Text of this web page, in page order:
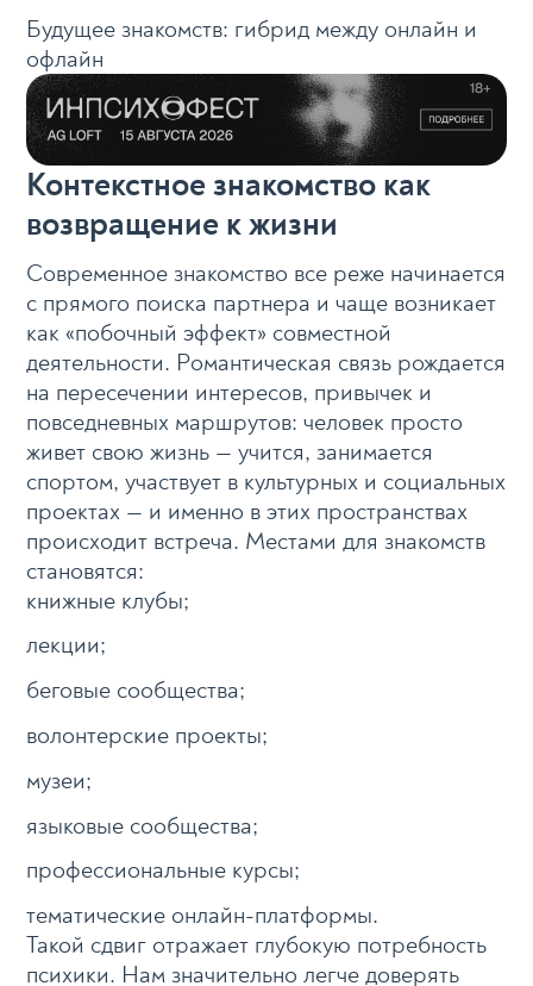
Будущее знакомств: гибрид между онлайн и
офлайн
Контекстное знакомство как
возвращение к жизни
Современное знакомство все реже начинается
с прямого поиска партнера и чаще возникает
как «побочный эффект» совместной
деятельности. Романтическая связь рождается
на пересечении интересов, привычек и
повседневных маршрутов: человек просто
живет свою жизнь — учится, занимается
спортом, участвует в культурных и социальных
проектах — и именно в этих пространствах
происходит встреча. Местами для знакомств
становятся:
книжные клубы;
лекции;
беговые сообщества;
волонтерские проекты;
музеи;
языковые сообщества;
профессиональные курсы;
тематические онлайн-платформы.
Такой сдвиг отражает глубокую потребность
психики. Нам значительно легче доверять